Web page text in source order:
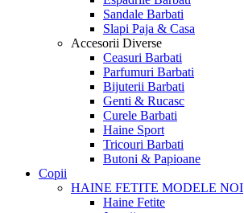
Sandale Barbati
Slapi Paja & Casa
Accesorii Diverse
Ceasuri Barbati
Parfumuri Barbati
Bijuterii Barbati
Genti & Rucasc
Curele Barbati
Haine Sport
Tricouri Barbati
Butoni & Papioane
Copii
HAINE FETITE MODELE NOI
Haine Fetite